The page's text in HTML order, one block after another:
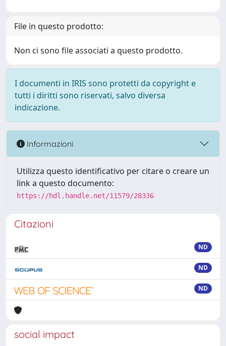
File in questo prodotto:
Non ci sono file associati a questo prodotto.
I documenti in IRIS sono protetti da copyright e
tutti i diritti sono riservati, salvo diversa
indicazione.
Informazioni
Utilizza questo identificativo per citare o creare un
link a questo documento:
https://hdl.handle.net/11579/28336
Citazioni
ND
ND
ND
social impact